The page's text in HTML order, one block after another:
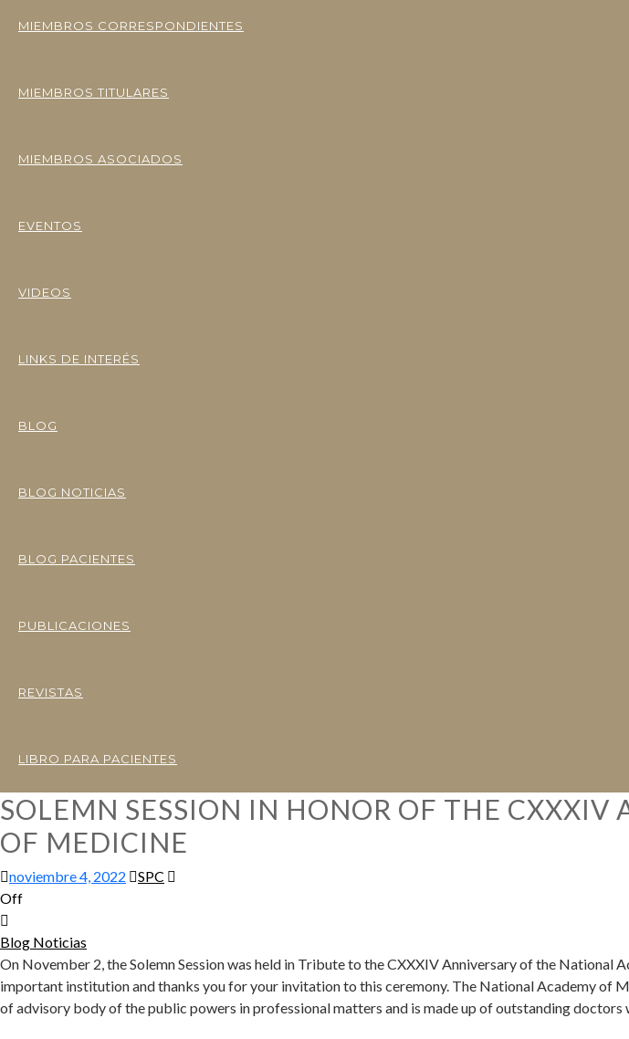
MIEMBROS CORRESPONDIENTES
MIEMBROS TITULARES
MIEMBROS ASOCIADOS
EVENTOS
VIDEOS
LINKS DE INTERÉS
BLOG
BLOG NOTICIAS
BLOG PACIENTES
PUBLICACIONES
REVISTAS
LIBRO PARA PACIENTES
SOLEMN SESSION IN HONOR OF THE
OF MEDICINE
noviembre 4, 2022
SPC
Off
Blog Noticias
On November 2, the Solemn Session was held in Tribute to the CXXXIV Anniversary of the
important institution and thanks you for your invitation to this ceremony. The National Academy of
of advisory body of the public powers in professional matters and is made up of outstanding